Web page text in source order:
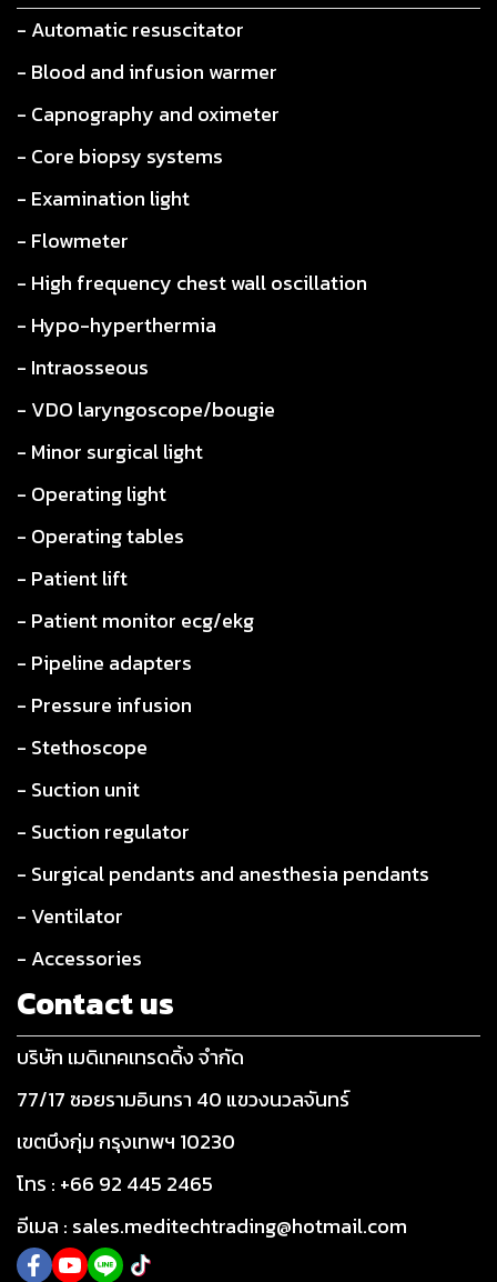
- Automatic resuscitator
- Blood and infusion warmer
- Capnography and oximeter
- Core biopsy systems
- Examination light
- Flowmeter
- High frequency chest wall oscillation
- Hypo-hyperthermia
- Intraosseous
- VDO laryngoscope/bougie
- Minor surgical light
- Operating light
- Operating tables
- Patient lift
- Patient monitor ecg/ekg
- Pipeline adapters
- Pressure infusion
- Stethoscope
- Suction unit
- Suction regulator
- Surgical pendants and anesthesia pendants
- Ventilator
- Accessories
Contact us
บริษัท เมดิเทคเทรดดิ้ง จำกัด
77/17 ซอยรามอินทรา 40 แขวงนวลจันทร์
เขตบึงกุ่ม กรุงเทพฯ 10230
โทร : +66 92 445 2465
อีเมล : sales.meditechtrading@hotmail.com